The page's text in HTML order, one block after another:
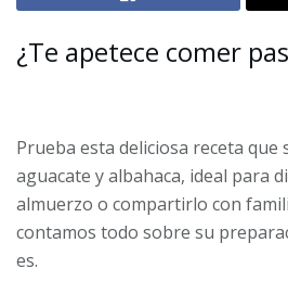
¿Te apetece comer
Prueba esta deliciosa receta que
aguacate y albahaca, ideal para
almuerzo o compartirlo con
contamos todo sobre su
es.